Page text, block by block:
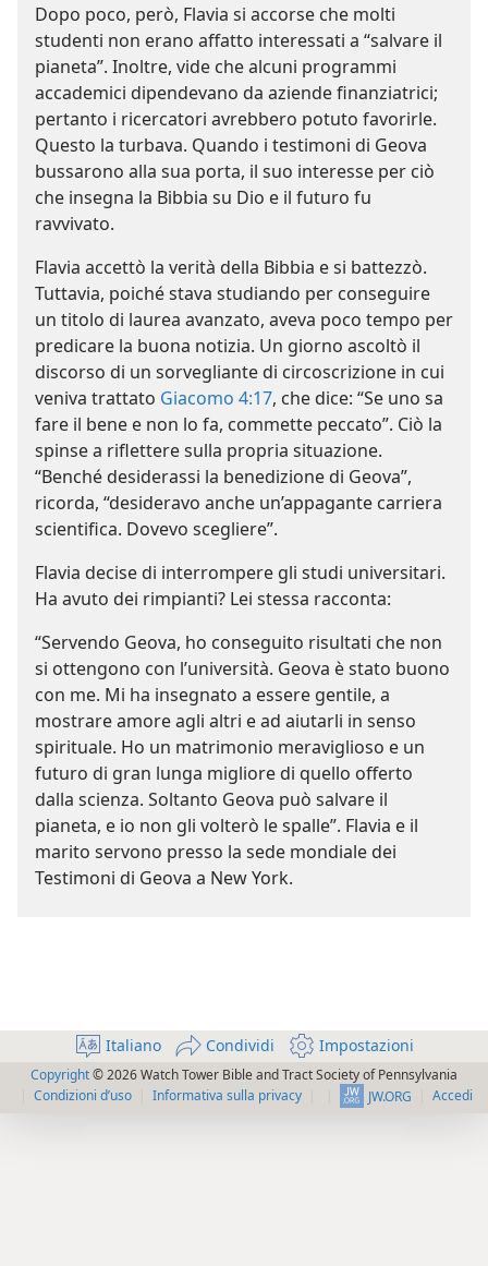
Dopo poco, però, Flavia si accorse che molti
studenti non erano affatto interessati a “salvare il
pianeta”. Inoltre, vide che alcuni programmi
accademici dipendevano da aziende finanziatrici;
pertanto i ricercatori avrebbero potuto favorirle.
Questo la turbava. Quando i testimoni di Geova
bussarono alla sua porta, il suo interesse per ciò
che insegna la Bibbia su Dio e il futuro fu
ravvivato.
Flavia accettò la verità della Bibbia e si battezzò.
Tuttavia, poiché stava studiando per conseguire
un titolo di laurea avanzato, aveva poco tempo per
predicare la buona notizia. Un giorno ascoltò il
discorso di un sorvegliante di circoscrizione in cui
veniva trattato Giacomo 4:17, che dice: “Se uno sa
fare il bene e non lo fa, commette peccato”. Ciò la
spinse a riflettere sulla propria situazione.
“Benché desiderassi la benedizione di Geova”,
ricorda, “desideravo anche un’appagante carriera
scientifica. Dovevo scegliere”.
Flavia decise di interrompere gli studi universitari.
Ha avuto dei rimpianti? Lei stessa racconta:
“Servendo Geova, ho conseguito risultati che non
si ottengono con l’università. Geova è stato buono
con me. Mi ha insegnato a essere gentile, a
mostrare amore agli altri e ad aiutarli in senso
spirituale. Ho un matrimonio meraviglioso e un
futuro di gran lunga migliore di quello offerto
dalla scienza. Soltanto Geova può salvare il
pianeta, e io non gli volterò le spalle”. Flavia e il
marito servono presso la sede mondiale dei
Testimoni di Geova a New York.
Italiano Condividi Impostazioni
Copyright© 2026 Watch Tower Bible and Tract Society of Pennsylvania
Condizioni d’uso Informativa sulla privacy JW.ORG Accedi